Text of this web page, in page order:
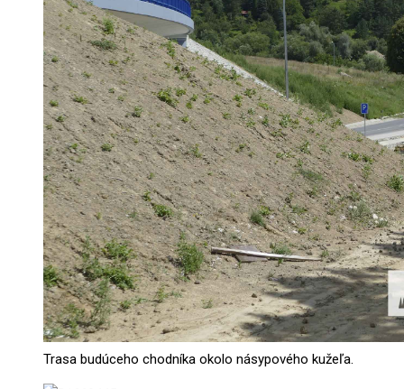
Trasa budúceho chodníka okolo násypového kužeľa.